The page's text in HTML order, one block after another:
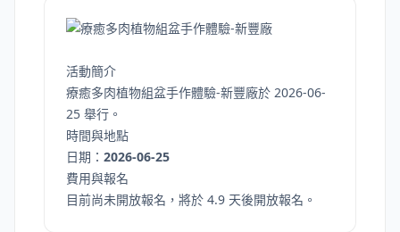
活動簡介
療癒多肉植物組盆手作體驗-新豐廠於 2026-06-
25 舉行。
時間與地點
日期： 2026-06-25
費用與報名
目前尚未開放報名，將於 4.9 天後開放報名。